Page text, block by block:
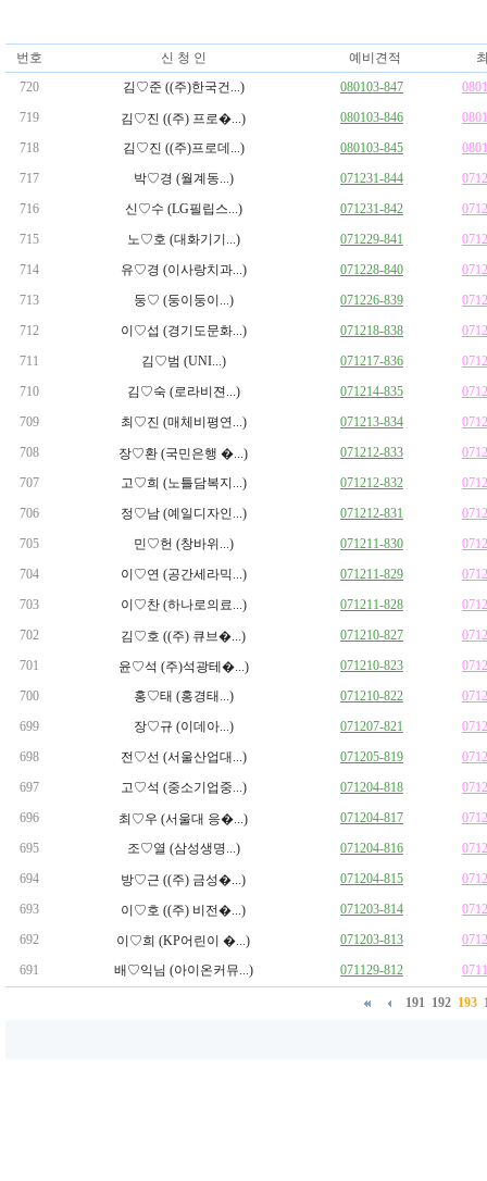
번호 신 청 인 예비견적
720
김♡준 ((주)한국건...) 080103-847
719
김♡진 ((주) 프로�...) 080103-846
718
김♡진 ((주)프로데...) 080103-845
717
박♡경 (월계동...) 071231-844
716
신♡수 (LG필립스...) 071231-842
715
노♡호 (대화기기...) 071229-841
714
유♡경 (이사랑치과...) 071228-840
713
둥♡ (둥이둥이...) 071226-839
712
이♡섭 (경기도문화...) 071218-838
711
김♡범 (UNI...) 071217-836
710
김♡숙 (로라비젼...) 071214-835
709
최♡진 (매체비평연...) 071213-834
708
장♡환 (국민은행 �...) 071212-833
707
고♡희 (노틀담복지...) 071212-832
706
정♡남 (예일디자인...) 071212-831
705
민♡헌 (창바위...) 071211-830
704
이♡연 (공간세라믹...) 071211-829
703
이♡찬 (하나로의료...) 071211-828
702
김♡호 ((주) 큐브�...) 071210-827
701
윤♡석 (주)석광테�...) 071210-823
700
홍♡태 (홍경태...) 071210-822
699
장♡규 (이데아...) 071207-821
698
전♡선 (서울산업대...) 071205-819
697
고♡석 (중소기업중...) 071204-818
696
최♡우 (서울대 응�...) 071204-817
695
조♡열 (삼성생명...) 071204-816
694
방♡근 ((주) 금성�...) 071204-815
693
이♡호 ((주) 비전�...) 071203-814
692
이♡희 (KP어린이 �...) 071203-813
691
배♡익님 (아이온커뮤...) 071129-812
191 192 193